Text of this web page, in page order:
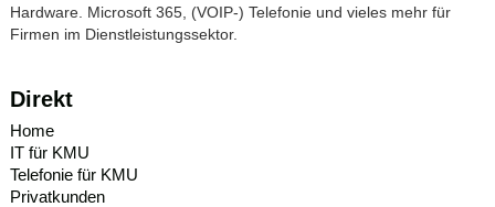
Hardware. Microsoft 365, (VOIP-) Telefonie und vieles mehr für
Firmen im Dienstleistungssektor.
Direkt
Home
IT für KMU
Telefonie für KMU
Privatkunden